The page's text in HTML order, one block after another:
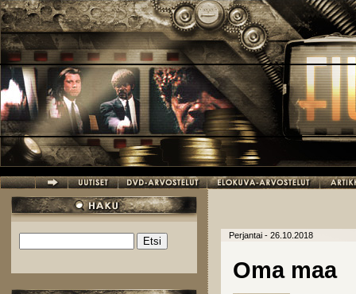
Hyppää pääsisältöön
Hakulomake
Perjantai - 26.10.2018
Oma maa